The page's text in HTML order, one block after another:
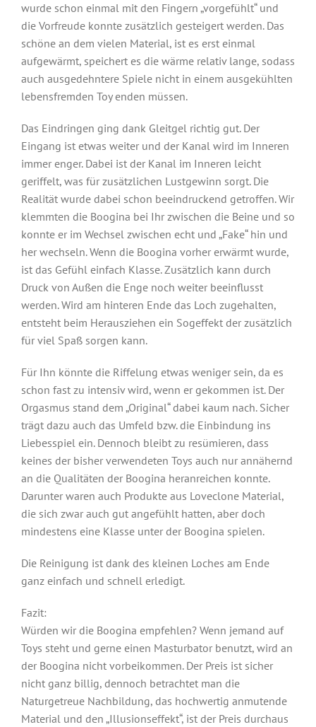
wurde schon einmal mit den Fingern „vorgefühlt“ und
die Vorfreude konnte zusätzlich gesteigert werden. Das
schöne an dem vielen Material, ist es erst einmal
aufgewärmt, speichert es die wärme relativ lange, sodass
auch ausgedehntere Spiele nicht in einem ausgekühlten
lebensfremden Toy enden müssen.
Das Eindringen ging dank Gleitgel richtig gut. Der
Eingang ist etwas weiter und der Kanal wird im Inneren
immer enger. Dabei ist der Kanal im Inneren leicht
geriffelt, was für zusätzlichen Lustgewinn sorgt. Die
Realität wurde dabei schon beeindruckend getroffen. Wir
klemmten die Boogina bei Ihr zwischen die Beine und so
konnte er im Wechsel zwischen echt und „Fake“ hin und
her wechseln. Wenn die Boogina vorher erwärmt wurde,
ist das Gefühl einfach Klasse. Zusätzlich kann durch
Druck von Außen die Enge noch weiter beeinflusst
werden. Wird am hinteren Ende das Loch zugehalten,
entsteht beim Herausziehen ein Sogeffekt der zusätzlich
für viel Spaß sorgen kann.
Für Ihn könnte die Riffelung etwas weniger sein, da es
schon fast zu intensiv wird, wenn er gekommen ist. Der
Orgasmus stand dem „Original“ dabei kaum nach. Sicher
trägt dazu auch das Umfeld bzw. die Einbindung ins
Liebesspiel ein. Dennoch bleibt zu resümieren, dass
keines der bisher verwendeten Toys auch nur annähernd
an die Qualitäten der Boogina heranreichen konnte.
Darunter waren auch Produkte aus Loveclone Material,
die sich zwar auch gut angefühlt hatten, aber doch
mindestens eine Klasse unter der Boogina spielen.
Die Reinigung ist dank des kleinen Loches am Ende
ganz einfach und schnell erledigt.
Fazit:
Würden wir die Boogina empfehlen? Wenn jemand auf
Toys steht und gerne einen Masturbator benutzt, wird an
der Boogina nicht vorbeikommen. Der Preis ist sicher
nicht ganz billig, dennoch betrachtet man die
Naturgetreue Nachbildung, das hochwertig anmutende
Material und den „Illusionseffekt“, ist der Preis durchaus